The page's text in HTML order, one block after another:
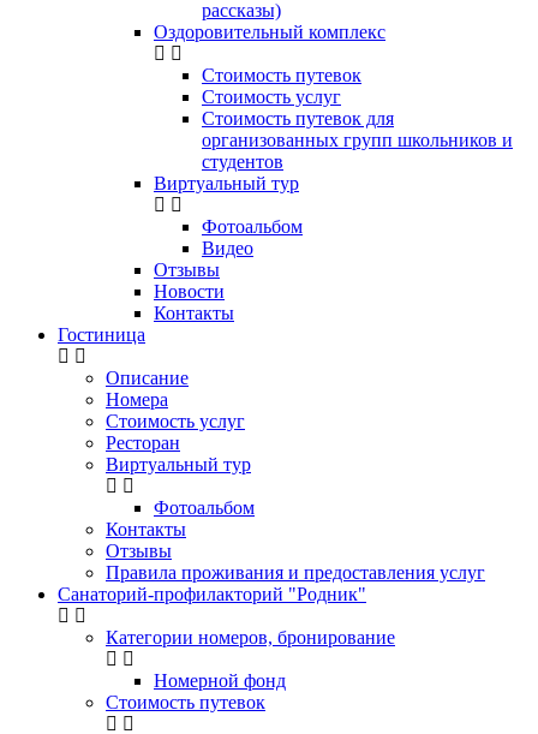
рассказы)
Оздоровительный комплекс
Стоимость путевок
Стоимость услуг
Стоимость путевок для
организованных групп школьников и
студентов
Виртуальный тур
Фотоальбом
Видео
Отзывы
Новости
Контакты
Гостиница
Описание
Номера
Стоимость услуг
Ресторан
Виртуальный тур
Фотоальбом
Контакты
Отзывы
Правила проживания и предоставления услуг
Санаторий-профилакторий "Родник"
Категории номеров, бронирование
Номерной фонд
Стоимость путевок